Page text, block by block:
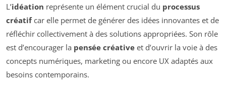
L’idéation représente un élément crucial du processus
créatifcar elle permet de générer des idées innovantes et de
réfléchir collectivement à des solutions appropriées. Son rôle
est d’encourager la pensée créative et d’ouvrir la voie à des
concepts numériques, marketing ou encore UX adaptés aux
besoins contemporains.